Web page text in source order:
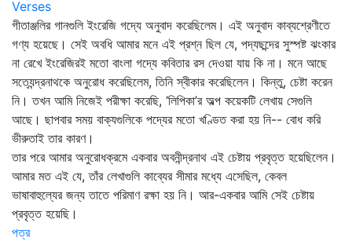
Verses
গীতাঞ্জলির গানগুলি ইংরেজি গদ্যে অনুবাদ করেছিলেম। এই অনুবাদ কাব্যশ্রেণীতে
গণ্য হয়েছে। সেই অবধি আমার মনে এই প্রশ্ন ছিল যে, পদ্যছন্দের সুস্পষ্ট ঝংকার
না রেখে ইংরেজিরই মতো বাংলা গদ্যে কবিতার রস দেওয়া যায় কি না। মনে আছে
সত্যেন্দ্রনাথকে অনুরোধ করেছিলেম, তিনি স্বীকার করেছিলেন। কিন্তু, চেষ্টা করেন
নি। তখন আমি নিজেই পরীক্ষা করেছি, ‘লিপিকা’র অল্প কয়েকটি লেখায় সেগুলি
আছে। ছাপবার সময় বাক্যগুলিকে পদ্যের মতো খণ্ডিত করা হয় নি-- বোধ করি
ভীরুতাই তার কারণ।
তার পরে আমার অনুরোধক্রমে একবার অবনীন্দ্রনাথ এই চেষ্টায় প্রবৃত্ত হয়েছিলেন।
আমার মত এই যে, তাঁর লেখাগুলি কাব্যের সীমার মধ্যে এসেছিল, কেবল
ভাষাবাহুল্যের জন্য তাতে পরিমাণ রক্ষা হয় নি। আর-একবার আমি সেই চেষ্টায়
প্রবৃত্ত হয়েছি।
পত্র